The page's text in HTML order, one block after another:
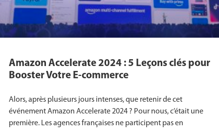
Amazon Accelerate 2024 : 5 Leçons clés pour
Booster Votre E-commerce
Alors, après plusieurs jours intenses, que retenir de cet
événement Amazon Accelerate 2024 ? Pour nous, c’était une
première. Les agences françaises ne participent pas en